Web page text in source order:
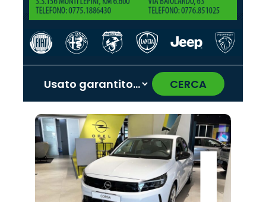
CERCA
Promo
Seat
Promo
Alfa
Romeo
Promo
Hyundai
Promo
Mazda
Promo
Lancia
Promo
Opel
Promo
Omoda
Promo
Jaecoo
Promo
Peugeot
Promo
Fiat
Promo
Abarth
Promo
Jeep
Promo
Land
Rover
Promo
Citroën
Promo
Cupra
‹ ›